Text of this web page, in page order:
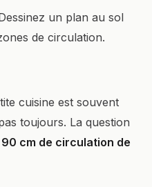
un plan au sol
de circulation.
cuisine est souvent
toujours. La question
90 cm de circulation de